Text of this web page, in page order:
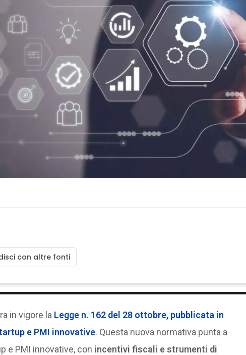
con altre fonti
in vigore la Legge n. 162 del 28 ottobre, pubblicata in
e PMI innovative. Questa nuova normativa punta a
e PMI innovative, con incentivi fiscali e strumenti di
Documenti digitali